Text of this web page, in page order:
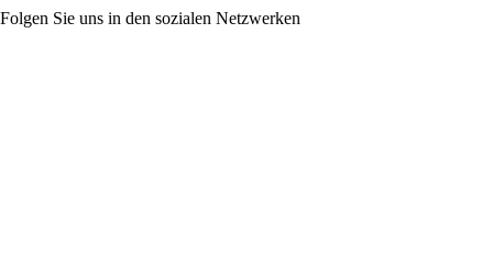
Folgen Sie uns in den sozialen Netzwerken